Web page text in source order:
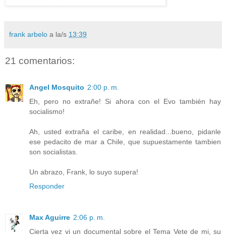
frank arbelo a la/s 13:39
21 comentarios:
Angel Mosquito 2:00 p. m.
Eh, pero no extrañe! Si ahora con el Evo también hay
socialismo!
Ah, usted extraña el caribe, en realidad...bueno, pidanle
ese pedacito de mar a Chile, que supuestamente tambien
son socialistas.
Un abrazo, Frank, lo suyo supera!
Responder
Max Aguirre 2:06 p. m.
Cierta vez vi un documental sobre el Tema Vete de mi, su